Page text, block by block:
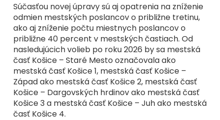
Súčasťou novej úpravy sú aj opatrenia na zníženie
odmien mestských poslancov o približne tretinu,
ako aj zníženie počtu miestnych poslancov o
približne 40 percent v mestských častiach. Od
nasledujúcich volieb po roku 2026 by sa mestská
časť Košice – Staré Mesto označovala ako
mestská časť Košice 1, mestská časť Košice –
Západ ako mestská časť Košice 2, mestská časť
Košice – Dargovských hrdinov ako mestská časť
Košice 3 a mestská časť Košice – Juh ako mestská
časť Košice 4.